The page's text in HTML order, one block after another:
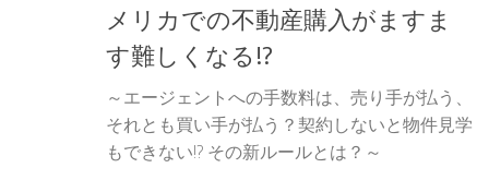
メリカでの不動産購入がますま
す難しくなる!?
～エージェントへの手数料は、売り手が払う、
それとも買い手が払う？契約しないと物件見学
もできない!? その新ルールとは？～